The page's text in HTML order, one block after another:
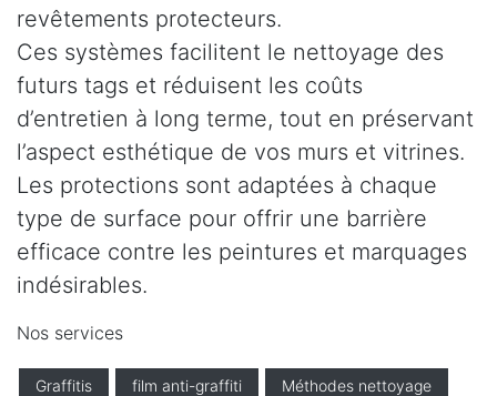
revêtements protecteurs.
Ces systèmes facilitent le nettoyage des
futurs tags et réduisent les coûts
d’entretien à long terme, tout en préservant
l’aspect esthétique de vos murs et vitrines.
Les protections sont adaptées à chaque
type de surface pour offrir une barrière
efficace contre les peintures et marquages
indésirables.
Nos services
Graffitis film anti-graffiti Méthodes nettoyage